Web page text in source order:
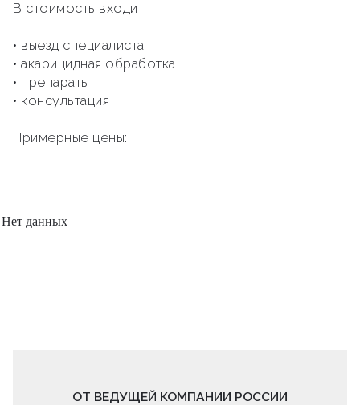
В стоимость входит:
• выезд специалиста
• акарицидная обработка
• препараты
• консультация
Примерные цены:
Нет данных
ОТ ВЕДУЩЕЙ КОМПАНИИ РОССИИ